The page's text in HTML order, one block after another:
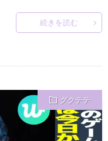
続きを読む
グクテテ